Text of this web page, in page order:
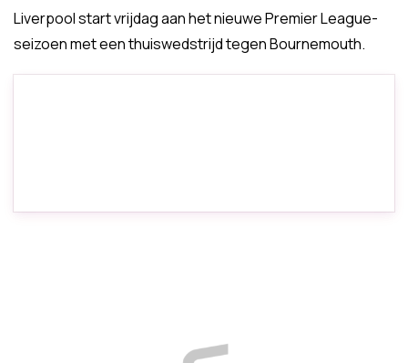
Liverpool start vrijdag aan het nieuwe Premier League-
seizoen met een thuiswedstrijd tegen Bournemouth.